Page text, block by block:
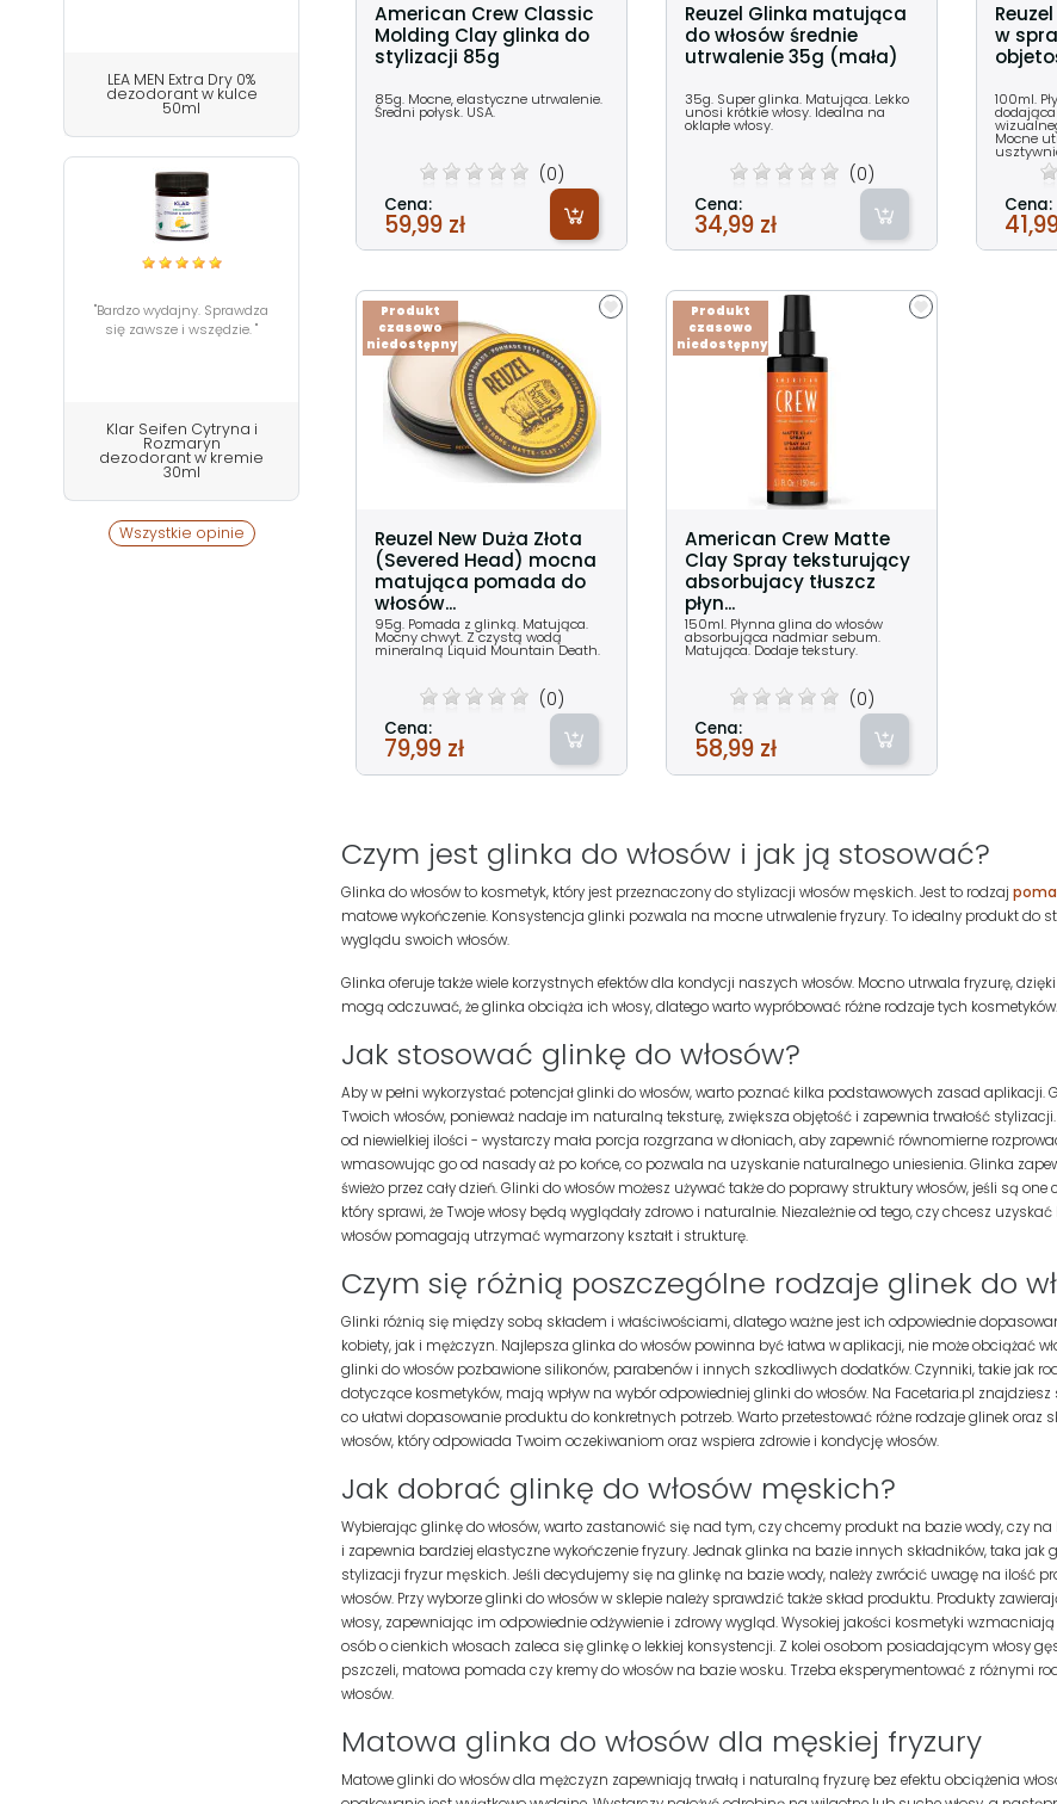
LEA MEN Extra Dry 0%
dezodorant w kulce
50ml
"Bardzo wydajny. Sprawdza
się zawsze i wszędzie. "
Klar Seifen Cytryna i
Rozmaryn
dezodorant w kremie
30ml
Wszystkie opinie
American Crew Classic
Molding Clay glinka do
stylizacji 85g
85g. Mocne, elastyczne utrwalenie.
Średni połysk. USA.
(0)
Cena:
59,99 zł
Reuzel Glinka matująca
do włosów średnie
utrwalenie 35g (mała)
35g. Super glinka. Matująca. Lekko
unosi krótkie włosy. Idealna na
oklapłe włosy.
(0)
Cena:
34,99 zł
w
100ml.
Mocne
Cena:
Reuzel New Duża Złota
(Severed Head) mocna
matująca pomada do
włosów...
95g. Pomada z glinką. Matująca.
Mocny chwyt. Z czystą wodą
mineralną Liquid Mountain Death.
(0)
Cena:
79,99 zł
Produkt
czasowo
niedostępny
American Crew Matte
Clay Spray teksturujący
absorbujacy tłuszcz
płyn...
150ml. Płynna glina do włosów
absorbująca nadmiar sebum.
Matująca. Dodaje tekstury.
(0)
Cena:
58,99 zł
Produkt
czasowo
niedostępny
Czym jest glinka do włosów i jak ją stosować?
Glinka do włosów to kosmetyk, który jest przeznaczony do stylizacji włosów męskich. Jest to rodzaj
matowe wykończenie. Konsystencja glinki pozwala na mocne utrwalenie fryzury. To idealny produkt
wyglądu swoich włosów.
Glinka oferuje także wiele korzystnych efektów dla kondycji naszych włosów. Mocno utrwala fryzurę,
mogą odczuwać, że glinka obciąża ich włosy, dlatego warto wypróbować różne rodzaje tych kosmetyków.
Jak stosować glinkę do włosów?
Aby w pełni wykorzystać potencjał glinki do włosów, warto poznać kilka podstawowych zasad
Twoich włosów, ponieważ nadaje im naturalną teksturę, zwiększa objętość i zapewnia trwałość
od niewielkiej ilości - wystarczy mała porcja rozgrzana w dłoniach, aby zapewnić równomierne
wmasowując go od nasady aż po końce, co pozwala na uzyskanie naturalnego uniesienia. Glinka
świeżo przez cały dzień. Glinki do włosów możesz używać także do poprawy struktury włosów, jeśli są
który sprawi, że Twoje włosy będą wyglądały zdrowo i naturalnie. Niezależnie od tego, czy chcesz
włosów pomagają utrzymać wymarzony kształt i strukturę.
Czym się różnią poszczególne rodzaje glinek do
Glinki różnią się między sobą składem i właściwościami, dlatego ważne jest ich odpowiednie
kobiety, jak i mężczyzn. Najlepsza glinka do włosów powinna być łatwa w aplikacji, nie może obciążać
glinki do włosów pozbawione silikonów, parabenów i innych szkodliwych dodatków. Czynniki, takie jak
dotyczące kosmetyków, mają wpływ na wybór odpowiedniej glinki do włosów. Na Facetaria.pl
co ułatwi dopasowanie produktu do konkretnych potrzeb. Warto przetestować różne rodzaje glinek
włosów, który odpowiada Twoim oczekiwaniom oraz wspiera zdrowie i kondycję włosów.
Jak dobrać glinkę do włosów męskich?
Wybierając glinkę do włosów, warto zastanowić się nad tym, czy chcemy produkt na bazie wody, czy
i zapewnia bardziej elastyczne wykończenie fryzury. Jednak glinka na bazie innych składników, taka jak
stylizacji fryzur męskich. Jeśli decydujemy się na glinkę na bazie wody, należy zwrócić uwagę na ilość
włosów. Przy wyborze glinki do włosów w sklepie należy sprawdzić także skład produktu. Produkty
włosy, zapewniając im odpowiednie odżywienie i zdrowy wygląd. Wysokiej jakości kosmetyki
osób o cienkich włosach zaleca się glinkę o lekkiej konsystencji. Z kolei osobom posiadającym włosy
pszczeli, matowa pomada czy kremy do włosów na bazie wosku. Trzeba eksperymentować z różnymi
włosów.
Matowa glinka do włosów dla męskiej fryzury
Matowe glinki do włosów dla mężczyzn zapewniają trwałą i naturalną fryzurę bez efektu obciążenia